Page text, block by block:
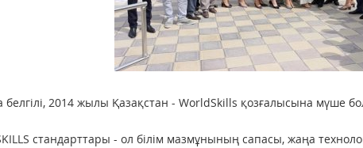
белгілі, 2014 жылы Қазақстан - WorldSkills қозғалысына мүше
стандарттары - ол білім мазмұнының сапасы, жаңа